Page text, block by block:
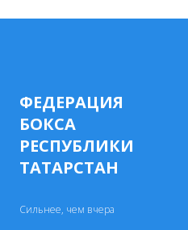
ФЕДЕРАЦИЯ
БОКСА
РЕСПУБЛИКИ
ТАТАРСТАН
Сильнее, чем вчера